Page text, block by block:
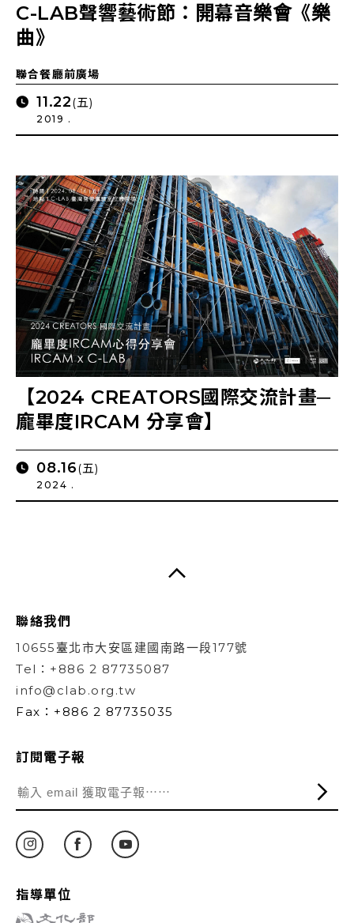
C-LAB聲響藝術節：開幕音樂會《樂
曲》
聯合餐廳前廣場
11.22(五)
2019 .
【2024 CREATORS國際交流計畫─
龐畢度IRCAM 分享會】
08.16(五)
2024 .
聯絡我們
10655臺北市大安區建國南路一段177號
Tel：+886 2 87735087
info@clab.org.tw
Fax：+886 2 87735035
訂閱電子報
指導單位